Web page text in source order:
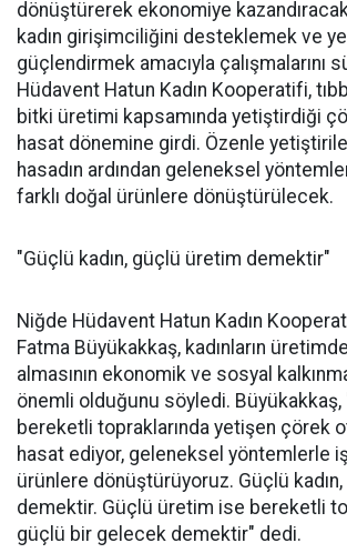
dönüştürerek ekonomiye
kadın girişimciliğini desteklemek ve
güçlendirmek amacıyla çalışmalarını
Hüdavent Hatun Kadın Kooperatifi,
bitki üretimi kapsamında yetiştirdiği
hasat dönemine girdi. Özenle
hasadın ardından geleneksel
farklı doğal ürünlere dönüştürülecek.
"Güçlü kadın, güçlü üretim demektir"
Niğde Hüdavent Hatun Kadın
Fatma Büyükakkaş, kadınların
almasının ekonomik ve sosyal
önemli olduğunu söyledi. Büyükakkaş,
bereketli topraklarında yetişen çörek
hasat ediyor, geleneksel yöntemlerle
ürünlere dönüştürüyoruz. Güçlü
demektir. Güçlü üretim ise bereketli
güçlü bir gelecek demektir" dedi.